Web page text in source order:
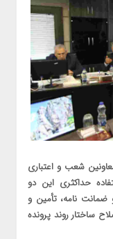
شعب و اعتباری
حداکثری این دو
ضمانت نامه، تأمین و
ساختار روند پرونده